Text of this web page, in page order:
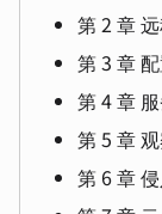
第 2 章
第 3 章
第 4 章
第 5 章
第 6 章